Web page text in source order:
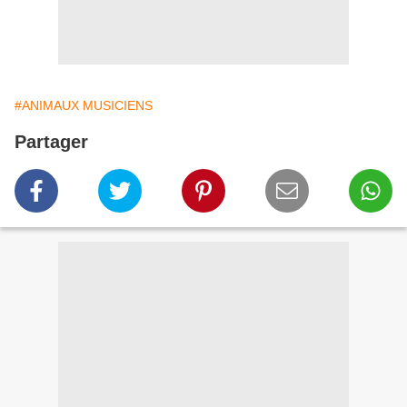
#ANIMAUX MUSICIENS
Partager